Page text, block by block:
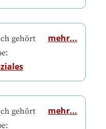
gehört
mehr...
gehört
mehr...